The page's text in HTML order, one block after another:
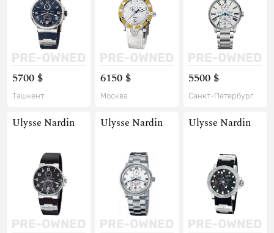
5700 $
Ташкент
6150 $
Москва
5500 $
Санкт-Петербург
Ulysse Nardin Ulysse Nardin Ulysse Nardin